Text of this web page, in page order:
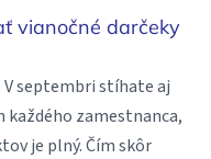
vianočné darčeky
septembri stíhate aj
zamestnanca,
je plný. Čím skôr